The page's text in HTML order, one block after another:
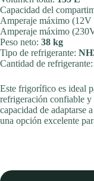
Capacidad del
Amperaje máximo (12V
Amperaje máximo
Peso neto: 38 kg
Tipo de refrigerante:
Cantidad de refrigerante:
Este frigorífico es ideal
refrigeración confiable y
capacidad de adaptarse
una opción excelente